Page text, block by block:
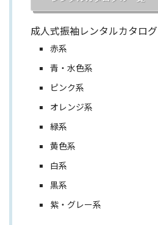
成人式振袖レンタルカタログ
赤系
青・水色系
ピンク系
オレンジ系
緑系
黄色系
白系
黒系
紫・グレー系